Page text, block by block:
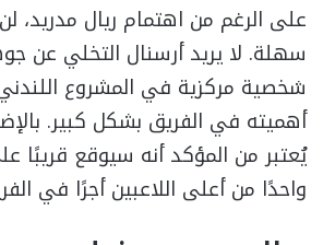
على الرغم من اهتمام ريال مدريد،
سهلة. لا يريد أرسنال التخلي عن
شخصية مركزية في المشروع
أهميته في الفريق بشكل كبير.
يُعتبر من المؤكد أنه سيوقع قريبًا
واحدًا من أعلى اللاعبين أجرًا في